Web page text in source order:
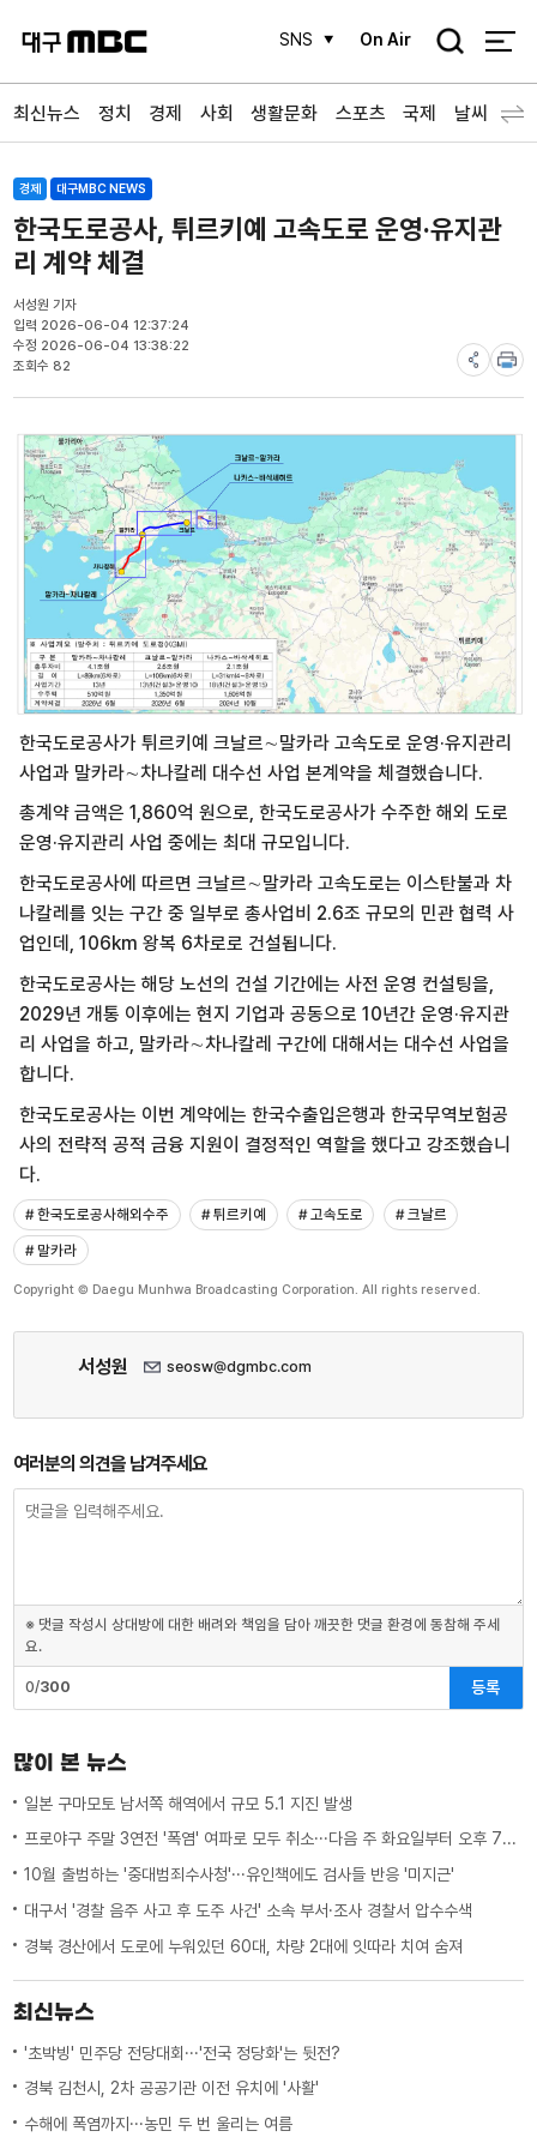
SNS On Air
검
최신뉴스 정치 경제 사회 생활문화 스포츠 국제 날씨
경제 대구MBC NEWS
한국도로공사, 튀르키예 고속도로 운영·유지관
리 계약 체결
서성원 기자
입력 2026-06-04 12:37:24
수정 2026-06-04 13:38:22
조회수 82
한국도로공사가 튀르키예 크날르∼말카라 고속도로 운영·유지관리
사업과 말카라∼차나칼레 대수선 사업 본계약을 체결했습니다.
총계약 금액은 1,860억 원으로, 한국도로공사가 수주한 해외 도로
운영·유지관리 사업 중에는 최대 규모입니다.
한국도로공사에 따르면 크날르∼말카라 고속도로는 이스탄불과 차
나칼레를 잇는 구간 중 일부로 총사업비 2.6조 규모의 민관 협력 사
업인데, 106km 왕복 6차로로 건설됩니다.
한국도로공사는 해당 노선의 건설 기간에는 사전 운영 컨설팅을,
2029년 개통 이후에는 현지 기업과 공동으로 10년간 운영·유지관
리 사업을 하고, 말카라∼차나칼레 구간에 대해서는 대수선 사업을
합니다.
한국도로공사는 이번 계약에는 한국수출입은행과 한국무역보험공
사의 전략적 공적 금융 지원이 결정적인 역할을 했다고 강조했습니
다.
# 한국도로공사해외수주 # 튀르키예 # 고속도로
# 크날르
# 말카라
Copyright © Daegu Munhwa Broadcasting Corporation. All rights reserved.
서성원 seosw@dgmbc.com
여러분의 의견을 남겨주세요
※ 댓글 작성시 상대방에 대한 배려와 책임을 담아 깨끗한 댓글 환경에 동참해 주세
요.
0/300 등록
많이 본 뉴스
일본 구마모토 남서쪽 해역에서 규모 5.1 지진 발생
프로야구 주말 3연전 '폭염' 여파로 모두 취소···다음 주 화요일부터 오후 7시 시작
10월 출범하는 '중대범죄수사청'···유인책에도 검사들 반응 '미지근'
대구서 '경찰 음주 사고 후 도주 사건' 소속 부서·조사 경찰서 압수수색
경북 경산에서 도로에 누워있던 60대, 차량 2대에 잇따라 치여 숨져
최신뉴스
'초박빙' 민주당 전당대회···'전국 정당화'는 뒷전?
경북 김천시, 2차 공공기관 이전 유치에 '사활'
수해에 폭염까지···농민 두 번 울리는 여름